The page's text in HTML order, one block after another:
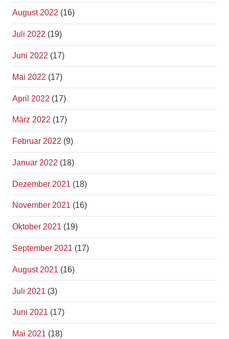
August 2022 (16)
Juli 2022 (19)
Juni 2022 (17)
Mai 2022 (17)
April 2022 (17)
März 2022 (17)
Februar 2022 (9)
Januar 2022 (18)
Dezember 2021 (18)
November 2021 (16)
Oktober 2021 (19)
September 2021 (17)
August 2021 (16)
Juli 2021 (3)
Juni 2021 (17)
Mai 2021 (18)